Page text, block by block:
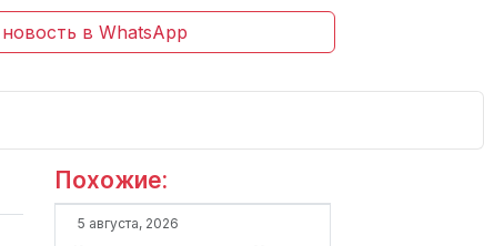
в WhatsApp
Похожие:
5 августа, 2026